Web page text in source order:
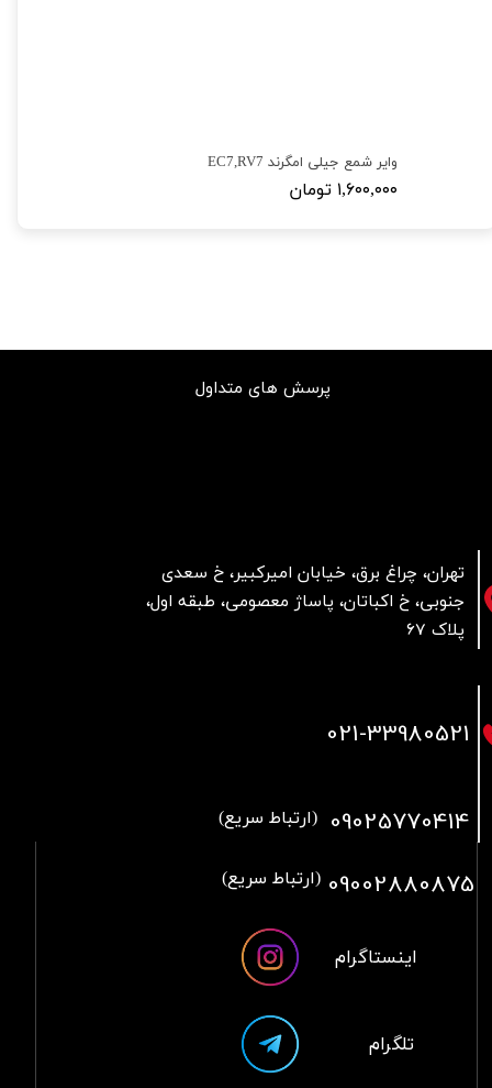
وایر شمع جیلی امگرند EC7,RV7
۱,۶۰۰,۰۰۰ تومان
تهران، چراغ برق، خیابان امیرکبیر، خ سعدی
جنوبی، خ اکباتان، پاساژ معصومی، طبقه اول،
پلاک 67
پرسش های متداول
021-33980521
09025770414 (ارتباط سریع)
09002880875 (ارتباط سریع)
تلگرام
اینستاگرام